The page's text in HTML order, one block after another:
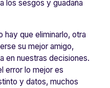
los sesgos y guadaña
hay que eliminarlo, otra
su mejor amigo,
en nuestras decisiones.
error lo mejor es
y datos, muchos